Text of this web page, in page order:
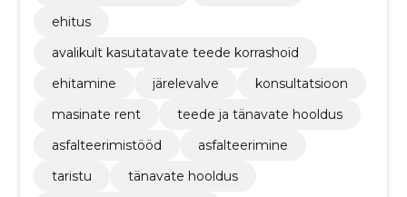
ehitus
avalikult kasutatavate teede korrashoid
ehitamine
järelevalve
konsultatsioon
masinate rent
teede ja tänavate hooldus
asfalteerimistööd
asfalteerimine
taristu
tänavate hooldus